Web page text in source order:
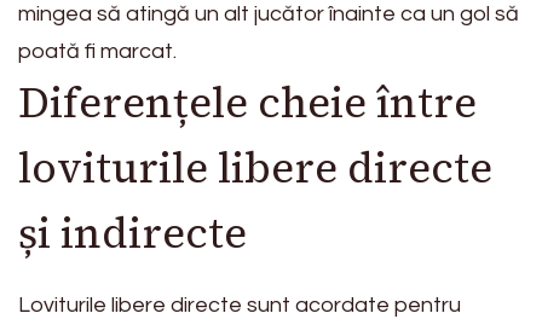
mingea să atingă un alt jucător înainte ca un gol să
poată fi marcat.
Diferențele cheie între
loviturile libere directe
și indirecte
Loviturile libere directe sunt acordate pentru